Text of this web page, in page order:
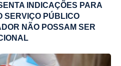
INDICAÇÕES PARA
SERVIÇO PÚBLICO
NÃO POSSAM SER